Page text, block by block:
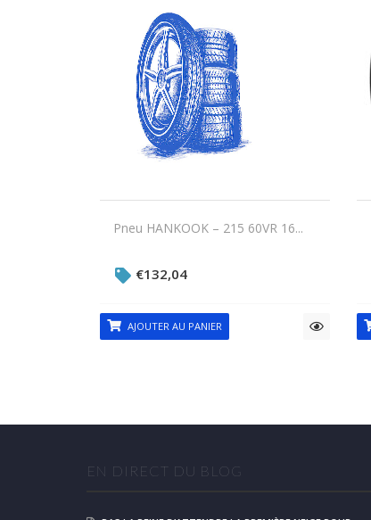
Pneu HANKOOK – 215 60VR 16...
€132,04
AJOUTER AU PANIER
EN DIRECT DU BLOG